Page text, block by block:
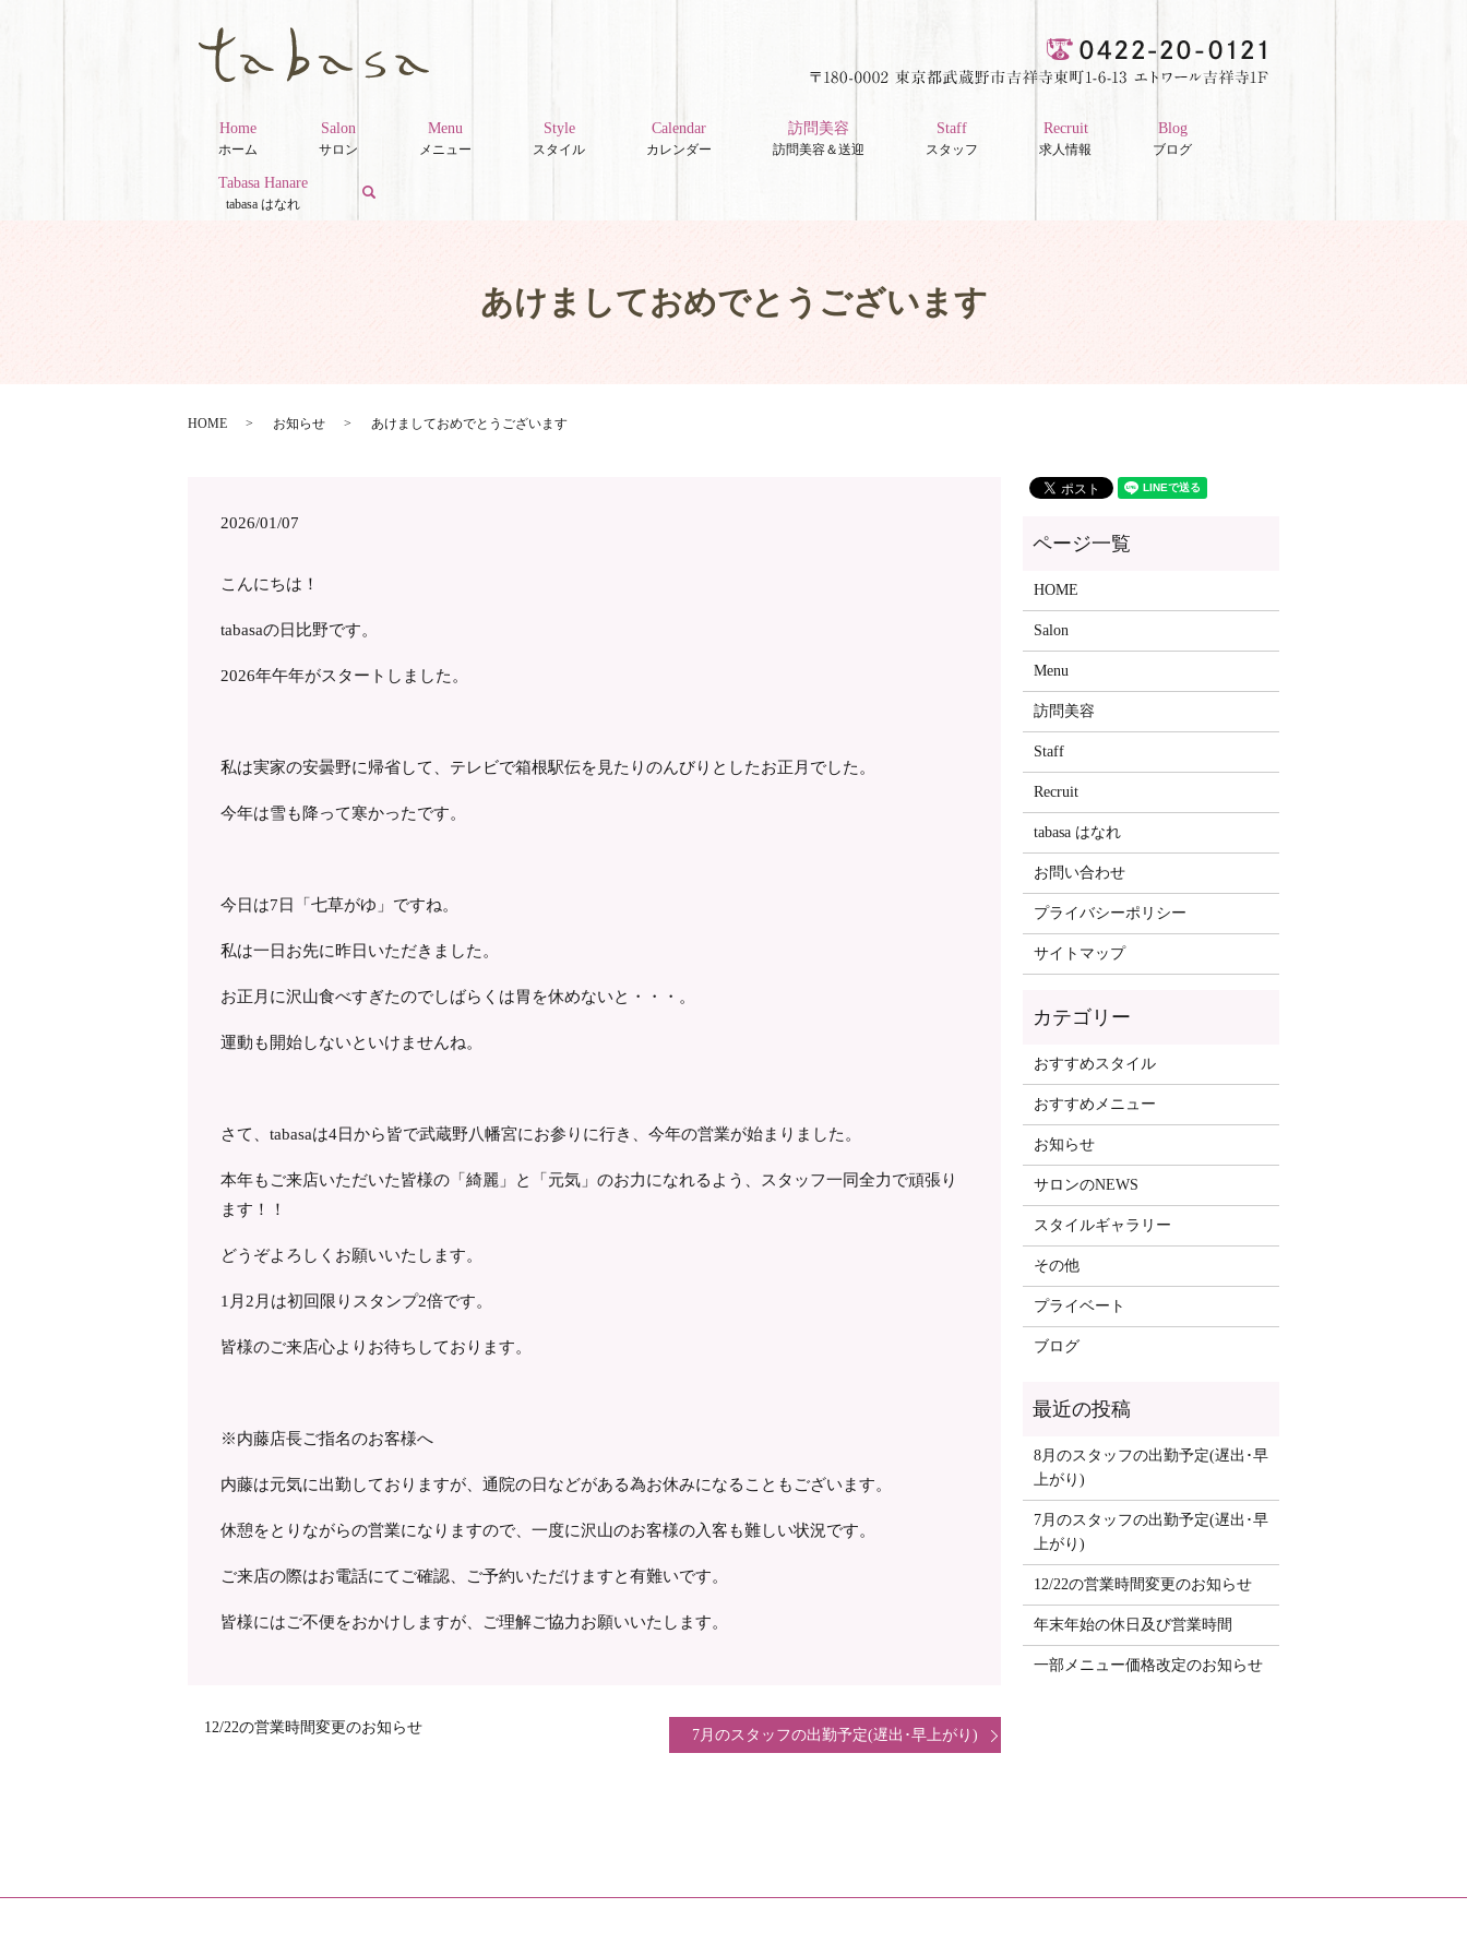
Home
ホーム
Salon
サロン
Menu
メニュー
Style
スタイル
Calendar
カレンダー
訪問美容
訪問美容＆送迎
Staff
スタッフ
Recruit
求人情報
Blog
ブログ
Tabasa Hanare
tabasa はなれ
search
あけましておめでとうございます
HOME お知らせ あけましておめでとうございます
2026/01/07
こんにちは！
tabasaの日比野です。
2026年午年がスタートしました。
私は実家の安曇野に帰省して、テレビで箱根駅伝を見たりのんびりとしたお正月でした。
今年は雪も降って寒かったです。
今日は7日「七草がゆ」ですね。
私は一日お先に昨日いただきました。
お正月に沢山食べすぎたのでしばらくは胃を休めないと・・・。
運動も開始しないといけませんね。
さて、tabasaは4日から皆で武蔵野八幡宮にお参りに行き、今年の営業が始まりました。
本年もご来店いただいた皆様の「綺麗」と「元気」のお力になれるよう、スタッフ一同全力で頑張り
ます！！
どうぞよろしくお願いいたします。
1月2月は初回限りスタンプ2倍です。
皆様のご来店心よりお待ちしております。
※内藤店長ご指名のお客様へ
内藤は元気に出勤しておりますが、通院の日などがある為お休みになることもございます。
休憩をとりながらの営業になりますので、一度に沢山のお客様の入客も難しい状況です。
ご来店の際はお電話にてご確認、ご予約いただけますと有難いです。
皆様にはご不便をおかけしますが、ご理解ご協力お願いいたします。
12/22の営業時間変更のお知らせ 7月のスタッフの出勤予定(遅出･早上がり)
HOME
Salon
Menu
訪問美容
Staff
Recruit
tabasa はなれ
お問い合わせ
プライバシーポリシー
サイトマップ
おすすめスタイル
おすすめメニュー
お知らせ
サロンのNEWS
スタイルギャラリー
その他
プライベート
ブログ
8月のスタッフの出勤予定(遅出･早
上がり)
7月のスタッフの出勤予定(遅出･早
上がり)
12/22の営業時間変更のお知らせ
年末年始の休日及び営業時間
一部メニュー価格改定のお知らせ